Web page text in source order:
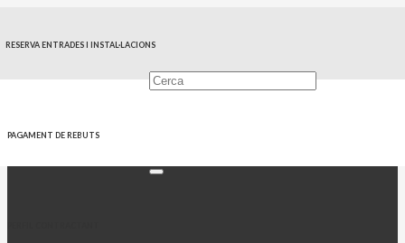
RESERVA ENTRADES I INSTAL·LACIONS
PAGAMENT DE REBUTS